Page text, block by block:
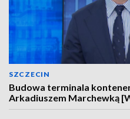
SZCZECIN
Budowa terminala
Arkadiuszem Marchewką